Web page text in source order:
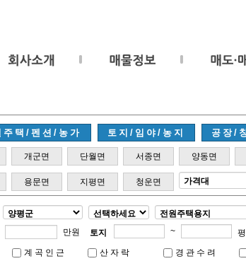
주택/펜션/농가 토지/임야/농지 공장/
개군면 단월면 서종면 양동면
용문면 지평면 청운면
만원 토지 ~
계곡인근 산자락 경관수려